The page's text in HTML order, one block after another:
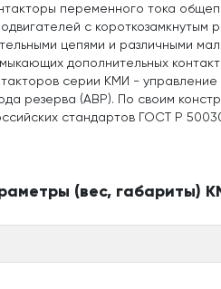
переменного тока
с
цепями и различными
дополнительных
серии КМИ -
резерва (АВР). По своим
стандартов ГОСТ Р
(вес, габариты)